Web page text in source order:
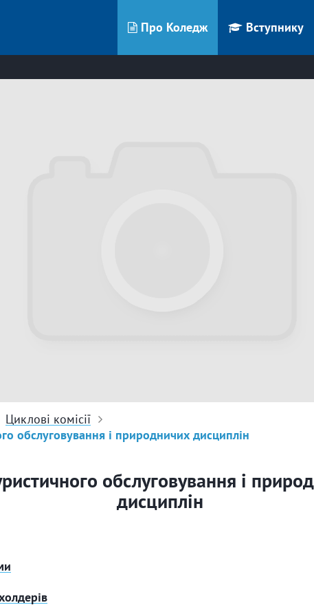
Про Коледж Вступнику
Циклові комісії
обслуговування і природничих дисциплін
обслуговування і
дисциплін